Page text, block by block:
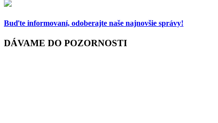
Buďte informovaní, odoberajte naše najnovšie správy!
DÁVAME DO POZORNOSTI